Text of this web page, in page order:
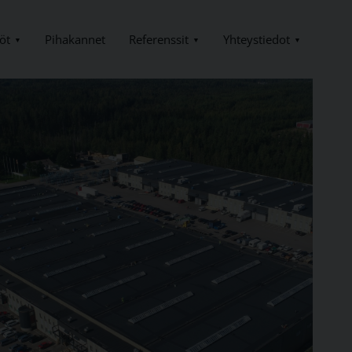
Pihakannet Referenssit Yhteystiedot